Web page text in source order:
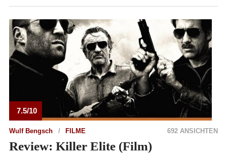
7.5/10
Wulf Bengsch FILME 692 ANSICHTEN
Review: Killer Elite (Film)